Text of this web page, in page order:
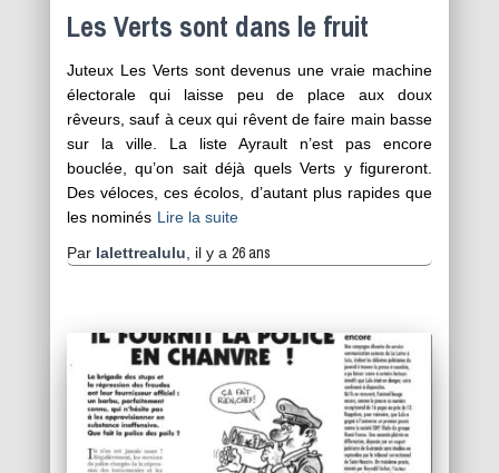
Les Verts sont dans le fruit
Juteux Les Verts sont devenus une vraie machine
électorale qui laisse peu de place aux doux
rêveurs, sauf à ceux qui rêvent de faire main basse
sur la ville. La liste Ayrault n’est pas encore
bouclée, qu’on sait déjà quels Verts y figureront.
Des véloces, ces écolos, d’autant plus rapides que
les nominés Lire la suite
Par lalettrealulu , il y a 26 ans